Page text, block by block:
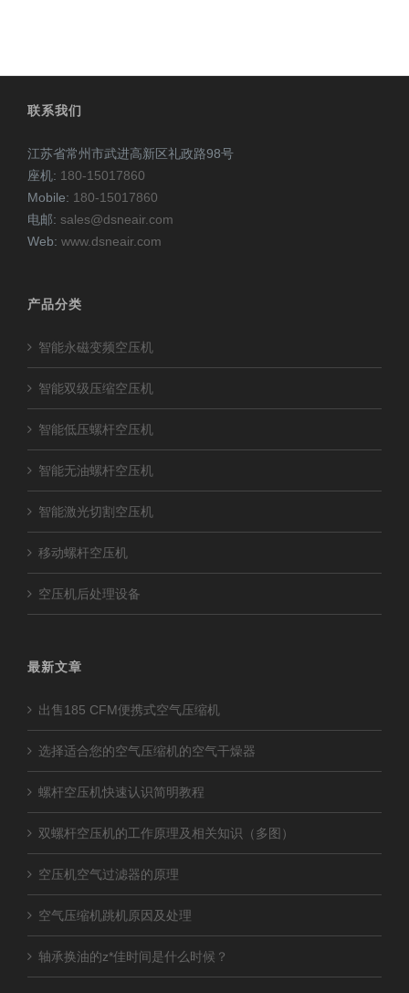
联系我们
江苏省常州市武进高新区礼政路98号
座机: 180-15017860
Mobile: 180-15017860
电邮: sales@dsneair.com
Web: www.dsneair.com
产品分类
智能永磁变频空压机
智能双级压缩空压机
智能低压螺杆空压机
智能无油螺杆空压机
智能激光切割空压机
移动螺杆空压机
空压机后处理设备
最新文章
出售185 CFM便携式空气压缩机
选择适合您的空气压缩机的空气干燥器
螺杆空压机快速认识简明教程
双螺杆空压机的工作原理及相关知识（多图）
空压机空气过滤器的原理
空气压缩机跳机原因及处理
轴承换油的z*佳时间是什么时候？